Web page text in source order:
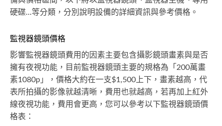
硬碟...等分類，分別說明設備的詳細資訊與參考價格。
監視器鏡頭價格
影響監視器鏡頭費用的因素主要包含攝影鏡頭畫素與是否
擁有夜視功能，目前監視器鏡頭主要的規格為「200萬畫
素1080p」，價格大約在一支$1,500上下，畫素越高，代
表所拍攝的影像就越清晰，費用也就越高，若再加上紅外
線夜視功能，費用會更高，您可以參考以下監視器鏡頭價
格表：